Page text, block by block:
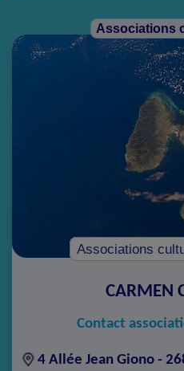
Associations
Associations
CARMEN
Contact
4 Allée Jean Giono -